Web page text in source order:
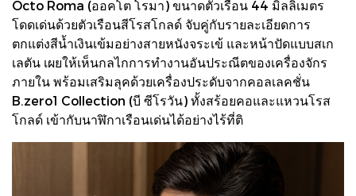
Octo Roma (ออคโต โรมา) ขนาดตัวเรือน 44 มิลลิเมตร
โดดเด่นด้วยตัวเรือนสีโรสโกลด์ จับคู่กับรายละเอียดการ
ตกแต่งสีน้ำเงินเข้มอย่างสายหนังจระเข้ และหน้าปัดแบบสเก
เลตัน เผยให้เห็นกลไกการทำงานอันประณีตของเครื่องจักร
ภายใน พร้อมเสริมลุคด้วยเครื่องประดับจากคอลเลคชั่น
B.zero1 Collection (บี ซีโรวัน) ทั้งสร้อยคอและแหวนโรส
โกลด์ เข้ากับนาฬิกาเรือนเด่นได้อย่างไร้ที่ติ